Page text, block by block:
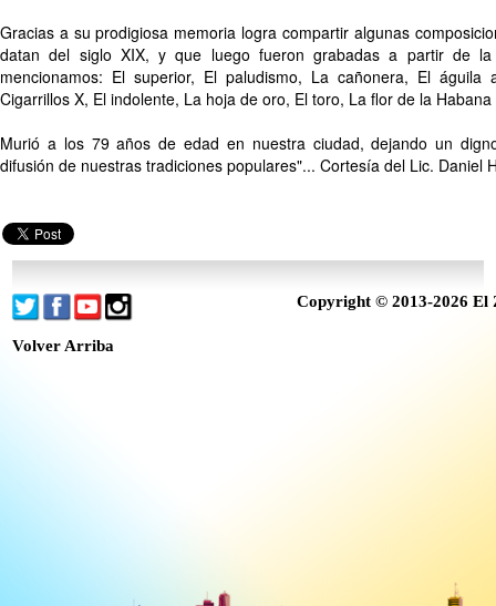
Gracias a su prodigiosa memoria logra compartir algunas
datan del siglo XIX, y que luego fueron grabadas a partir de
mencionamos: El superior, El paludismo, La cañonera, El águila
Cigarrillos X, El indolente, La hoja de oro, El toro, La flor de la
Murió a los 79 años de edad en nuestra ciudad, dejando un
difusión de nuestras tradiciones populares"... Cortesía del Lic. Daniel
Copyright © 2013-2026 El
Volver Arriba